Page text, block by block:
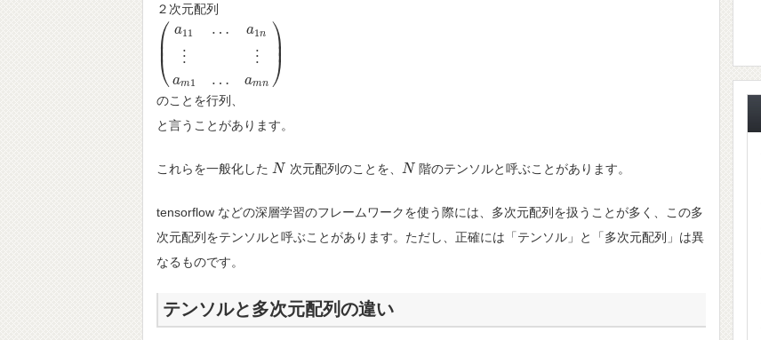
２次元配列
⎛
⎝
⎜
⎜
a11
⋮
am1
…
…
a1n
⋮
amn
⎞
⎠⎟⎟
… m1 a
のことを行列、
と言うことがあります。
これらを一般化した N
N 次元配列のことを、 N
N 階のテンソルと呼ぶことがあります。
tensorflow などの深層学習のフレームワークを使う際には、多次元配列を扱うことが多く、この多
次元配列をテンソルと呼ぶことがあります。ただし、正確には「テンソル」と「多次元配列」は異
なるものです。
テンソルと多次元配列の違い